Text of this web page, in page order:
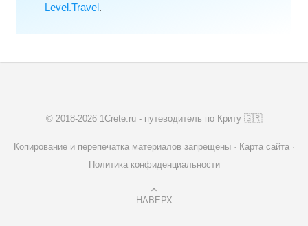
Level.Travel .
© 2018-2026 1Crete.ru - путеводитель по Криту 🇬🇷
Копирование и перепечатка материалов запрещены · Карта сайта·
Политика конфиденциальности
НАВЕРХ